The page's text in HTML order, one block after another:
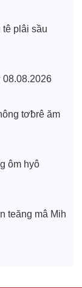
plâi sầu
08.08.2026
tơƀrê ăm
ôm hyô
teăng mâ Mih